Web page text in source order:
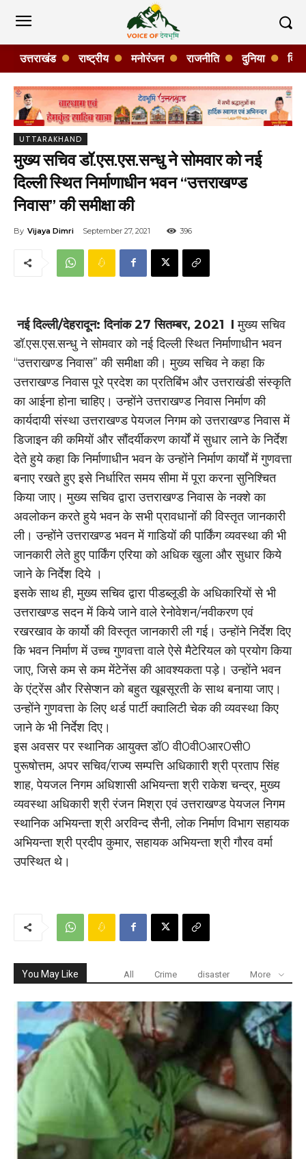
उत्तराखंड राष्ट्रीय मनोरंजन राजनीति दुनिया
UTTARAKHAND
मुख्य सचिव डॉ.एस.एस.सन्धु ने सोमवार को नई
दिल्ली स्थित निर्माणाधीन भवन “उत्तराखण्ड
निवास” की समीक्षा की
By Vijaya Dimri September 27, 2021 396
नई दिल्ली/देहरादून: दिनांक 27 सितम्बर, 2021 Iमुख्य सचिव
डॉ.एस.एस.सन्धु ने सोमवार को नई दिल्ली स्थित निर्माणाधीन भवन
“उत्तराखण्ड निवास” की समीक्षा की। मुख्य सचिव ने कहा कि
उत्तराखण्ड निवास पूरे प्रदेश का प्रतिबिंभ और उत्तराखंडी संस्कृति
का आईना होना चाहिए। उन्होंने उत्तराखण्ड निवास निर्माण की
कार्यदायी संस्था उत्तराखण्ड पेयजल निगम को उत्तराखण्ड निवास में
डिजाइन की कमियों और सौंदर्यीकरण कार्यों में सुधार लाने के निर्देश
देते हुये कहा कि निर्माणाधीन भवन के उन्होंने निर्माण कार्यों में गुणवत्ता
बनाए रखते हुए इसे निर्धारित समय सीमा में पूरा करना सुनिश्चित
किया जाए। मुख्य सचिव द्वारा उत्तराखण्ड निवास के नक्शे का
अवलोकन करते हुये भवन के सभी प्रावधानों की विस्तृत जानकारी
ली। उन्होंने उत्तराखण्ड भवन में गाडियों की पार्किंग व्यवस्था की भी
जानकारी लेते हुए पार्किंग एरिया को अधिक खुला और सुधार किये
जाने के निर्देश दिये ।
इसके साथ ही, मुख्य सचिव द्वारा पीडब्लूडी के अधिकारियों से भी
उत्तराखण्ड सदन में किये जाने वाले रेनोवेशन/नवीकरण एवं
रखरखाव के कार्यो की विस्तृत जानकारी ली गई। उन्होंने निर्देश दिए
कि भवन निर्माण में उच्च गुणवत्ता वाले ऐसे मैटेरियल को प्रयोग किया
जाए, जिसे कम से कम मेंटेनेंस की आवश्यकता पड़े। उन्होंने भवन
के एंट्रेंस और रिसेप्शन को बहुत खूबसूरती के साथ बनाया जाए।
उन्होंने गुणवत्ता के लिए थर्ड पार्टी क्वालिटी चेक की व्यवस्था किए
जाने के भी निर्देश दिए।
इस अवसर पर स्थानिक आयुक्त डॉ0 वी0वी0आर0सी0
पुरूषोत्तम, अपर सचिव/राज्य सम्पत्ति अधिकाारी श्री प्रताप सिंह
शाह, पेयजल निगम अधिशासी अभियन्ता श्री राकेश चन्द्र, मुख्य
व्यवस्था अधिकारी श्री रंजन मिश्रा एवं उत्तराखण्ड पेयजल निगम
स्थानिक अभियन्ता श्री अरविन्द सैनी, लोक निर्माण विभाग सहायक
अभियन्ता श्री प्रदीप कुमार, सहायक अभियन्ता श्री गौरव वर्मा
उपस्थित थे।
You May Like All Crime disaster More